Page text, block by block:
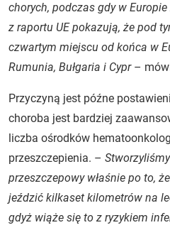
chorych, podczas gdy w
z raportu UE pokazują, że pod
czwartym miejscu od końca w
Rumunia, Bułgaria i Cypr–
Przyczyną jest późne
choroba jest bardziej
liczba ośrodków
przeszczepienia. –
przeszczepowy właśnie po to,
jeździć kilkaset kilometrów na
gdyż wiąże się to z ryzykiem